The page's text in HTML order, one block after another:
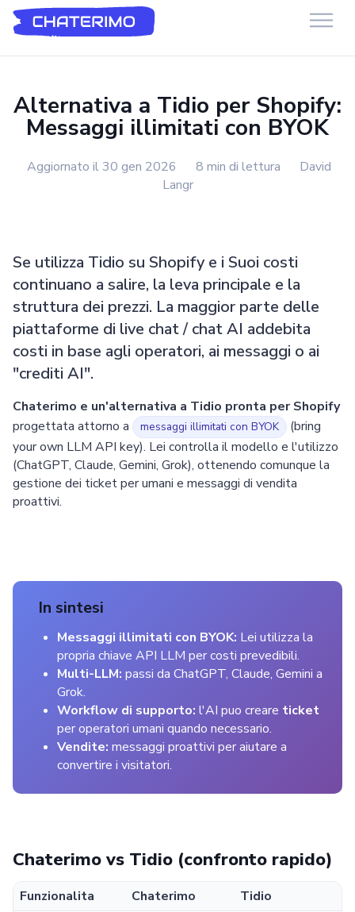
Alternativa a Tidio per Shopify:
Messaggi illimitati con BYOK
Aggiornato il 30 gen 2026 8 min di lettura
David
Langr
Se utilizza Tidio su Shopify e i Suoi costi
continuano a salire, la leva principale e la
struttura dei prezzi. La maggior parte delle
piattaforme di live chat / chat AI addebita
costi in base agli operatori, ai messaggi o ai
"crediti AI".
Chaterimo e un'alternativa a Tidio pronta per Shopify
progettata attorno a
messaggi illimitati con BYOK (bring
your own LLM API key). Lei controlla il modello e l'utilizzo
(ChatGPT, Claude, Gemini, Grok), ottenendo comunque la
gestione dei ticket per umani e messaggi di vendita
proattivi.
In sintesi
Messaggi illimitati con BYOK: Lei utilizza la
propria chiave API LLM per costi prevedibili.
Multi-LLM: passi da ChatGPT, Claude, Gemini a
Grok.
Workflow di supporto: l'AI puo creare ticket
per operatori umani quando necessario.
Vendite: messaggi proattivi per aiutare a
convertire i visitatori.
Chaterimo vs Tidio (confronto rapido)
Funzionalita Chaterimo Tidio
Chaterimo HelpDesk